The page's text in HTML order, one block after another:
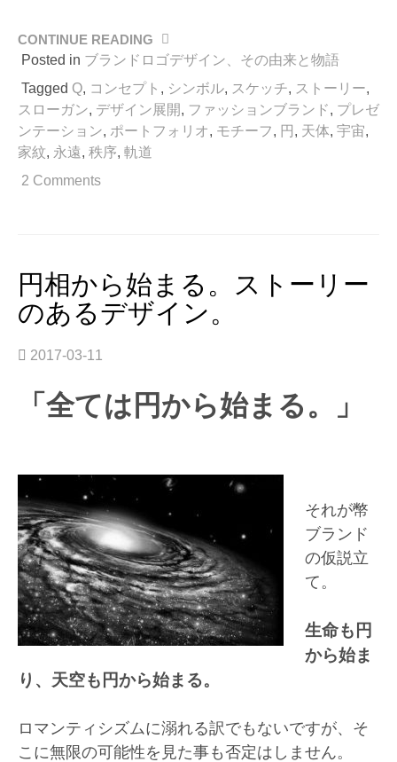
CONTINUE READING
“戦
に
む
旗
印、
由
来
は。
Posted in ブランドロゴデザイン、その由来と物語
Tagged Q, コンセプト , シンボル, スケッチ, ストーリー,
スローガン, デザイン展開, ファッションブランド, プレゼ
ンテーション, ポートフォリオ, モチーフ, 円 , 天体, 宇宙,
家紋, 永遠, 秩序, 軌道
2 Comments
円相から始まる。ストーリー
のあるデザイン。
2017-03-11
「全ては円から始まる。」
それが幣
ブランド
の仮説立
て。
生命も円
から始ま
り、天空も円から始まる。
ロマンティシズムに溺れる訳でもないですが、そ
こに無限の可能性を見た事も否定はしません。